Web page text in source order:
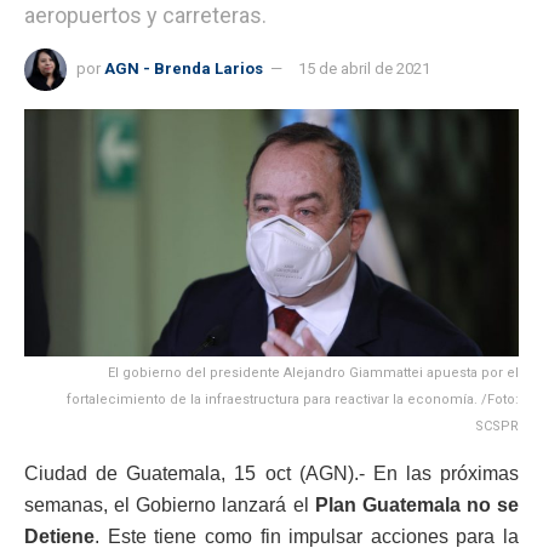
aeropuertos y carreteras.
por AGN - Brenda Larios 15 de abril de 2021
El gobierno del presidente Alejandro Giammattei apuesta por el
fortalecimiento de la infraestructura para reactivar la economía. /Foto:
SCSPR
Ciudad de Guatemala, 15 oct (AGN).- En las próximas
semanas, el Gobierno lanzará el
Plan Guatemala no se
Detiene. Este tiene como fin impulsar acciones para la